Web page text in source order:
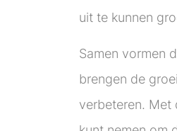
uit te kunnen
Samen vormen
brengen de
verbeteren. Met